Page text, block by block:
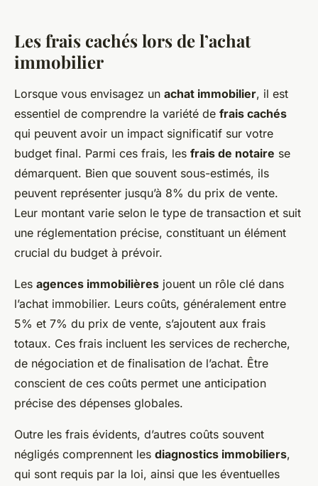
Les frais cachés lors de l’achat
immobilier
Lorsque vous envisagez un achat immobilier, il est
essentiel de comprendre la variété de frais cachés
qui peuvent avoir un impact significatif sur votre
budget final. Parmi ces frais, les frais de notaire se
démarquent. Bien que souvent sous-estimés, ils
peuvent représenter jusqu’à 8% du prix de vente.
Leur montant varie selon le type de transaction et suit
une réglementation précise, constituant un élément
crucial du budget à prévoir.
Les agences immobilières jouent un rôle clé dans
l’achat immobilier. Leurs coûts, généralement entre
5% et 7% du prix de vente, s’ajoutent aux frais
totaux. Ces frais incluent les services de recherche,
de négociation et de finalisation de l’achat. Être
conscient de ces coûts permet une anticipation
précise des dépenses globales.
Outre les frais évidents, d’autres coûts souvent
négligés comprennent les diagnostics immobiliers,
qui sont requis par la loi, ainsi que les éventuelles